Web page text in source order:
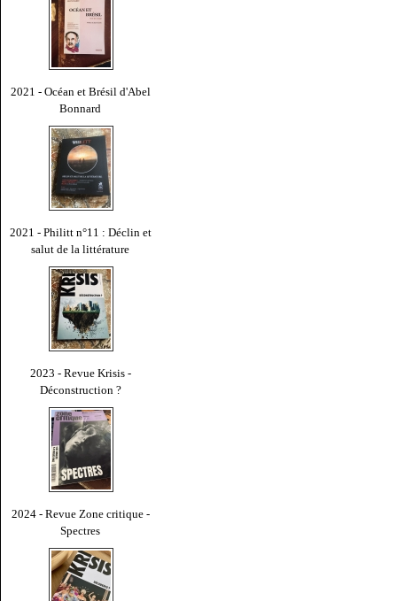
2021 - Océan et Brésil d'Abel
Bonnard
2021 - Philitt n°11 : Déclin et
salut de la littérature
2023 - Revue Krisis -
Déconstruction ?
2024 - Revue Zone critique -
Spectres